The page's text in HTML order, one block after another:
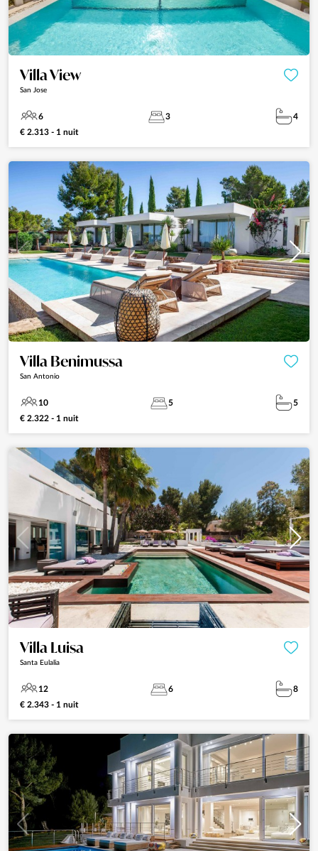
Villa View
San Jose
6 3
4
€ 2.313 - 1 nuit
Villa Benimussa
San Antonio
10 5
5
€ 2.322 - 1 nuit
Villa Luisa
Santa Eulalia
12 6
8
€ 2.343 - 1 nuit